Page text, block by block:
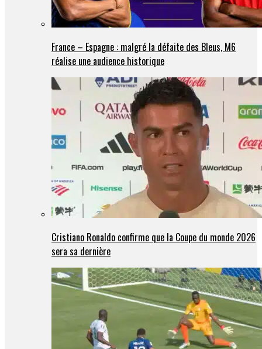
France – Espagne : malgré la défaite des Bleus, M6
réalise une audience historique
Cristiano Ronaldo confirme que la Coupe du monde 2026
sera sa dernière